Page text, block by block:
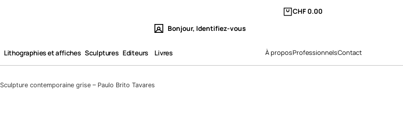
Bonjour, Identifiez-vous
CHF0.00
Lithographies et affiches Sculptures Editeurs Livres À proposProfessionnelsContact
Sculpture contemporaine grise – Paulo Brito Tavares